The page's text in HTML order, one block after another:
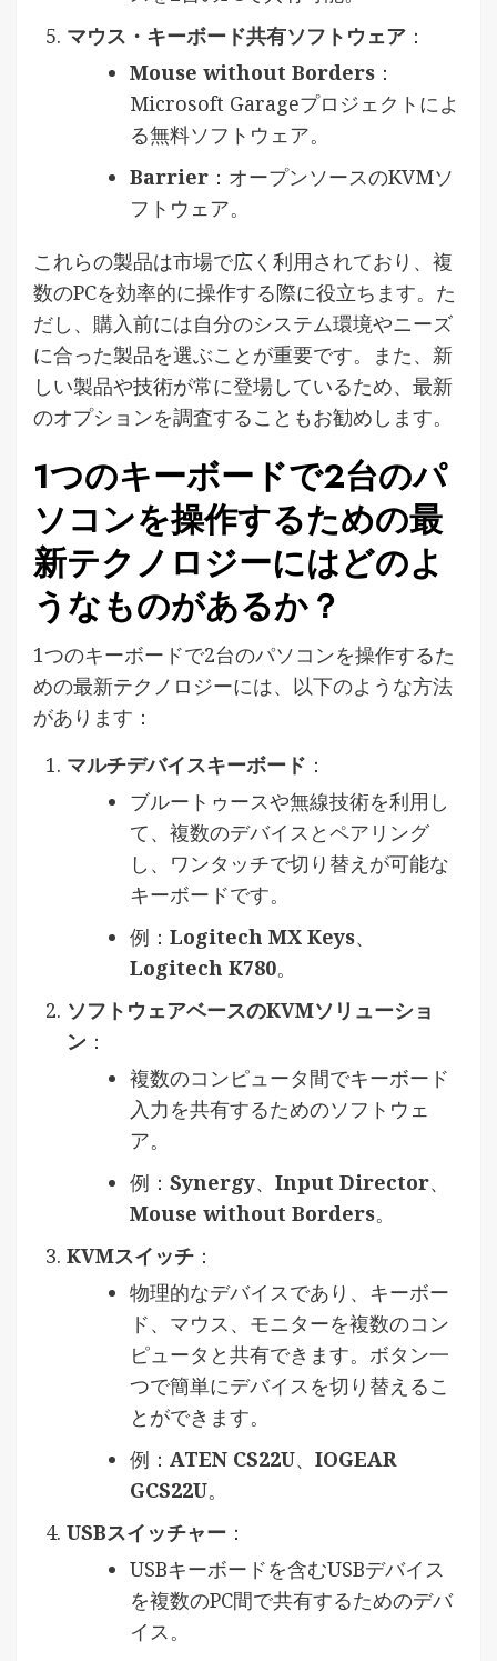
マウス・キーボード共有ソフトウェア ：
Mouse without Borders ：
Microsoft Garageプロジェクトによ
る無料ソフトウェア。
Barrier ：オープンソースのKVMソ
フトウェア。
これらの製品は市場で広く利用されており、複
数のPCを効率的に操作する際に役立ちます。た
だし、購入前には自分のシステム環境やニーズ
に合った製品を選ぶことが重要です。また、新
しい製品や技術が常に登場しているため、最新
のオプションを調査することもお勧めします。
1つのキーボードで2台のパ
ソコンを操作するための最
新テクノロジーにはどのよ
うなものがあるか？
1つのキーボードで2台のパソコンを操作するた
めの最新テクノロジーには、以下のような方法
があります：
マルチデバイスキーボード ：
ブルートゥースや無線技術を利用し
て、複数のデバイスとペアリング
し、ワンタッチで切り替えが可能な
キーボードです。
例： Logitech MX Keys、
Logitech K780。
ソフトウェアベースのKVMソリューショ
ン ：
複数のコンピュータ間でキーボード
入力を共有するためのソフトウェ
ア。
例： Synergy、 Input Director、
Mouse without Borders。
KVMスイッチ ：
物理的なデバイスであり、キーボー
ド、マウス、モニターを複数のコン
ピュータと共有できます。ボタン一
つで簡単にデバイスを切り替えるこ
とができます。
例： ATEN CS22U、 IOGEAR
GCS22U。
USBスイッチャー ：
USBキーボードを含むUSBデバイス
を複数のPC間で共有するためのデバ
イス。